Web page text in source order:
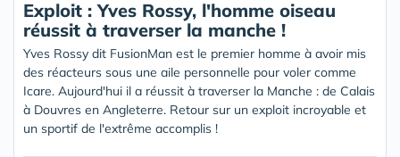
Exploit : Yves Rossy, l'homme oiseau
réussit à traverser la manche !
Yves Rossy dit FusionMan est le premier homme à avoir mis
des réacteurs sous une aile personnelle pour voler comme
Icare. Aujourd'hui il a réussit à traverser la Manche : de Calais
à Douvres en Angleterre. Retour sur un exploit incroyable et
un sportif de l'extrême accomplis !